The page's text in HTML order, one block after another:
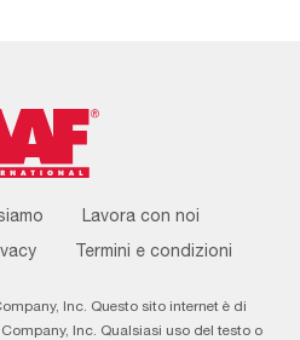
Footer
Lavora con noi
Termini e condizioni
Inc. Questo sito internet è di
Inc. Qualsiasi uso del testo o